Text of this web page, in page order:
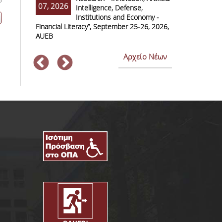
07, 2026
Intelligence, Defense,
Institutions and Economy -
Financial Literacy”, September 25-26, 2026,
AUEB
Αρχείο Νέων